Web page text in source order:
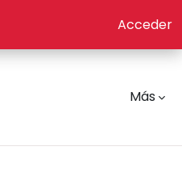
Acceder
Más